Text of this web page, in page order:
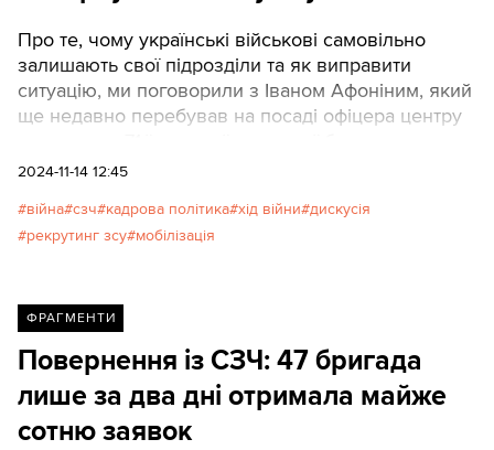
Про те, чому українські військові самовільно
залишають свої підрозділи та як виправити
ситуацію, ми поговорили з Іваном Афоніним, який
ще недавно перебував на посаді офіцера центру
2024-11-14 12:45
війна сзч кадрова політика хід війни дискусія
рекрутинг зсу мобілізація
ФРАГМЕНТИ
Повернення із СЗЧ: 47 бригада
лише за два дні отримала майже
сотню заявок